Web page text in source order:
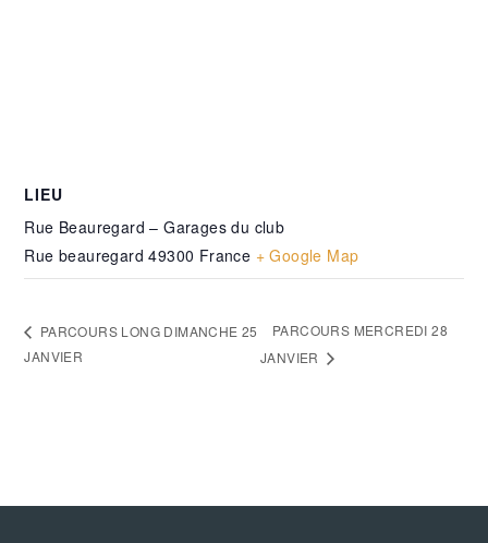
LIEU
Rue Beauregard – Garages du club
Rue beauregard 49300 France + Google Map
PARCOURS LONG DIMANCHE 25
JANVIER
PARCOURS MERCREDI 28
JANVIER